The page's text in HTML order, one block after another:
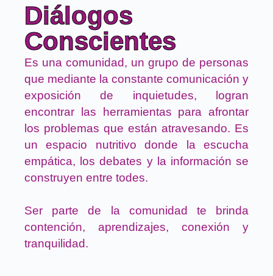
Diálogos
Conscientes
Es una comunidad, un grupo de personas
que mediante la constante comunicación y
exposición de inquietudes, logran
encontrar las herramientas para afrontar
los problemas que están atravesando. Es
un espacio nutritivo donde la escucha
empática, los debates y la información se
construyen entre todes.
Ser parte de la comunidad te brinda
contención, aprendizajes, conexión y
tranquilidad.